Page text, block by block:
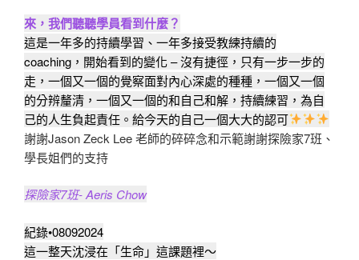
來，我們聽聽學員看到什麼？
這是一年多的持續學習、一年多接受教練持續的
coaching，開始看到的變化 – 沒有捷徑，只有一步一步的
走，一個又一個的覺察面對內心深處的種種，一個又一個
的分辨釐清，一個又一個的和自己和解，持續練習，為自
己的人生負起責任。給今天的自己一個大大的認可
謝謝Jason Zeck Lee 老師的碎碎念和示範謝謝探險家7班、
學長姐們的支持
探險家7班- Aeris Chow
紀錄•08092024
這一整天沈浸在「生命」這課題裡～